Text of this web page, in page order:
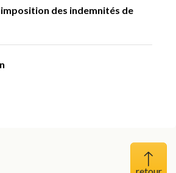
des indemnités de